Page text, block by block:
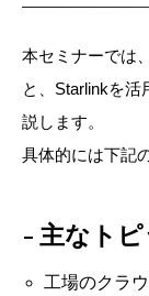
本セミナーでは
と、Starlinkを
説します。
具体的には下記
主なトピ
工場のクラ